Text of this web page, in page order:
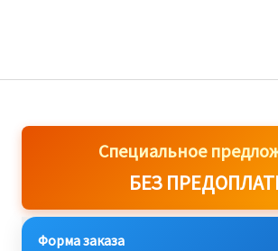
Специальное
БЕЗ
Форма заказа